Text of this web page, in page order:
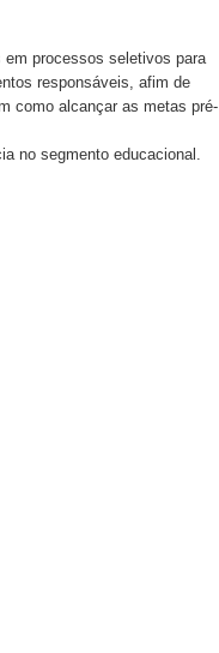
processos seletivos para
responsáveis, afim de
como alcançar as metas pré-
no segmento educacional.